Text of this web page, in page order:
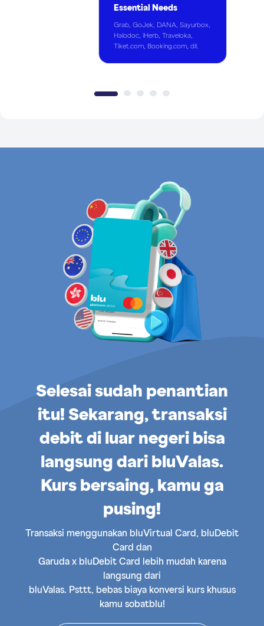
Essential Needs
Grab, GoJek, DANA, Sayurbox,
Halodoc, iHerb, Traveloka,
Tiket.com, Booking.com, dll.
Selesai sudah penantian
itu! Sekarang, transaksi
debit di luar negeri bisa
langsung dari bluValas.
Kurs bersaing, kamu ga
pusing!
Transaksi menggunakan bluVirtual Card, bluDebit
Card dan
Garuda x bluDebit Card lebih mudah karena
langsung dari
bluValas. Psttt, bebas biaya konversi kurs khusus
kamu sobatblu!